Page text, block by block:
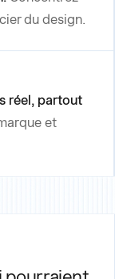
du design.
réel, partout
et